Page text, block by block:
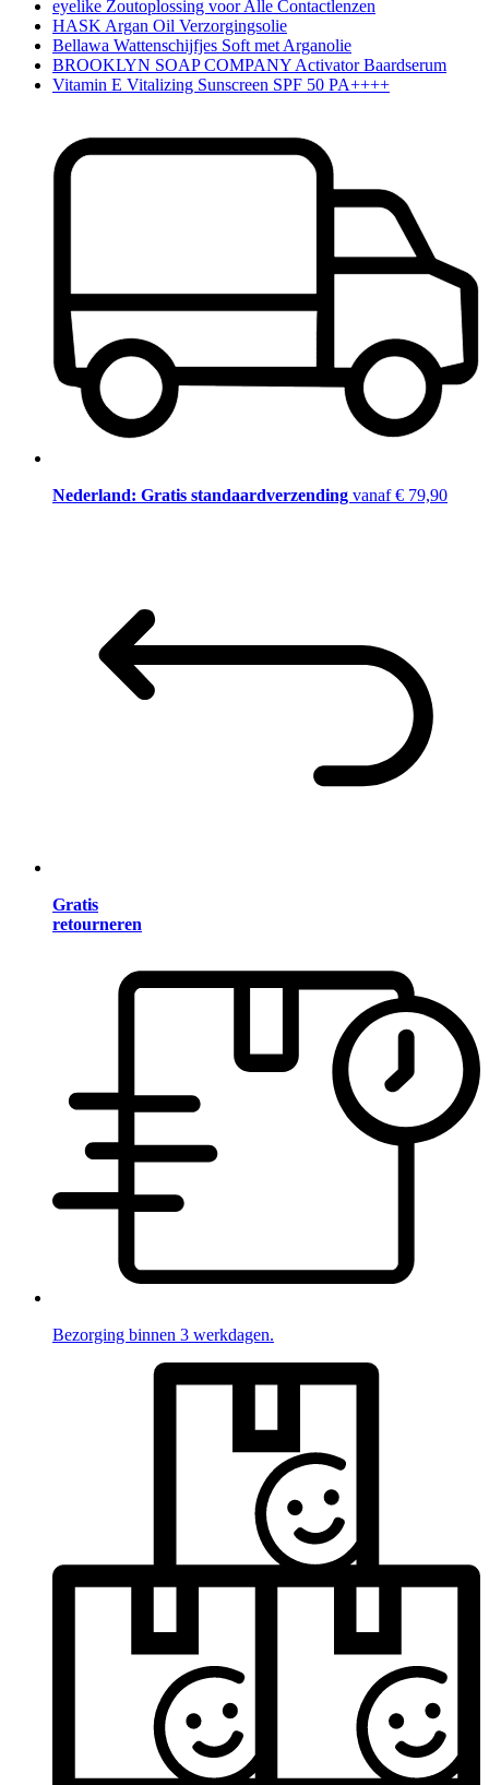
eyelike Zoutoplossing voor Alle Contactlenzen
HASK Argan Oil Verzorgingsolie
Bellawa Wattenschijfjes Soft met Arganolie
BROOKLYN SOAP COMPANY Activator Baardserum
Vitamin E Vitalizing Sunscreen SPF 50 PA++++
Nederland: Gratis standaardverzending vanaf € 79,90
Gratis
retourneren
Bezorging binnen 3 werkdagen.